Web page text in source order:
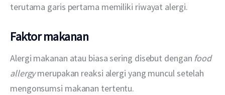
terutama garis pertama memiliki riwayat alergi.
Faktor makanan
Alergi makanan atau biasa sering disebut dengan food
allergy merupakan reaksi alergi yang muncul setelah
mengonsumsi makanan tertentu.